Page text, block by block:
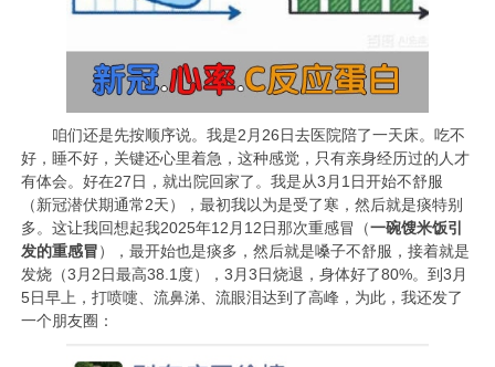
咱们还是先按顺序说。我是2月26日去医院陪了一天床。吃不
好，睡不好，关键还心里着急，这种感觉，只有亲身经历过的人才
有体会。好在27日，就出院回家了。我是从3月1日开始不舒服
（新冠潜伏期通常2天），最初我以为是受了寒，然后就是痰特别
多。这让我回想起我2025年12月12日那次重感冒（一碗馊米饭引
发的重感冒），最开始也是痰多，然后就是嗓子不舒服，接着就是
发烧（3月2日最高38.1度），3月3日烧退，身体好了80%。到3月
5日早上，打喷嚏、流鼻涕、流眼泪达到了高峰，为此，我还发了
一个朋友圈：